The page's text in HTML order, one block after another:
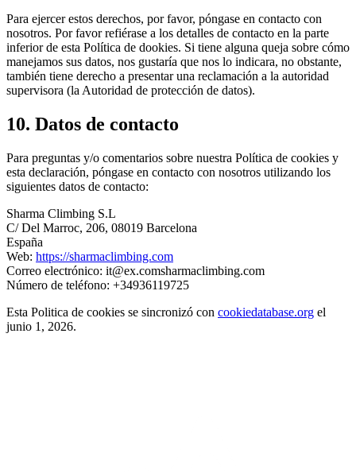
Para ejercer estos derechos, por favor, póngase en contacto con
nosotros. Por favor refiérase a los detalles de contacto en la parte
inferior de esta Política de dookies. Si tiene alguna queja sobre cómo
manejamos sus datos, nos gustaría que nos lo indicara, no obstante,
también tiene derecho a presentar una reclamación a la autoridad
supervisora (la Autoridad de protección de datos).
10. Datos de contacto
Para preguntas y/o comentarios sobre nuestra Política de cookies y
esta declaración, póngase en contacto con nosotros utilizando los
siguientes datos de contacto:
Sharma Climbing S.L
C/ Del Marroc, 206, 08019 Barcelona
España
Web: https://sharmaclimbing.com
Correo electrónico: it@ex.comsharmaclimbing.com
Número de teléfono: +34936119725
Esta Politica de cookies se sincronizó con cookiedatabase.org el
junio 1, 2026.